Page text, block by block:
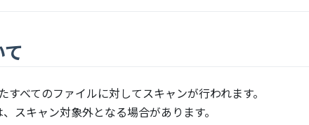
べてのファイルに対してスキャンが行われます。
スキャン対象外となる場合があります。